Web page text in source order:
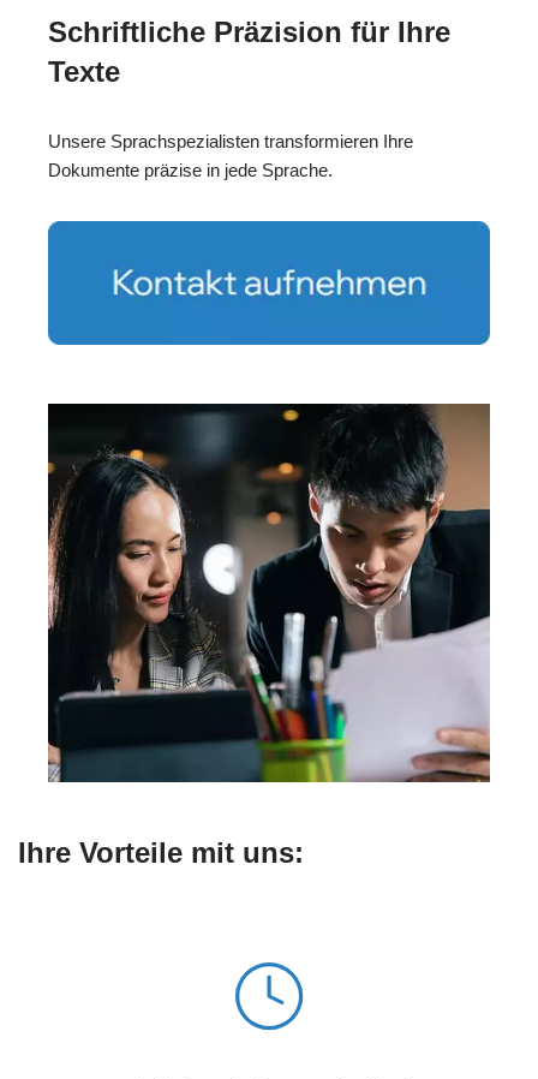
Schriftliche Präzision für Ihre
Texte
Unsere Sprachspezialisten transformieren Ihre
Dokumente präzise in jede Sprache.
Ihre Vorteile mit uns: